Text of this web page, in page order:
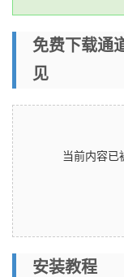
免费下载通
见
当前内容已
安装教程